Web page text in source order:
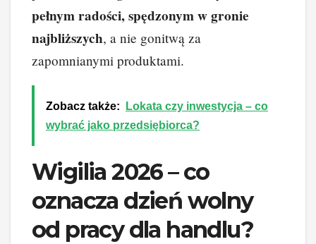
pełnym radości, spędzonym w gronie
najbliższych, a nie gonitwą za
zapomnianymi produktami.
Zobacz także:
Lokata czy inwestycja – co
wybrać jako przedsiębiorca?
Wigilia 2026 – co
oznacza dzień wolny
od pracy dla handlu?